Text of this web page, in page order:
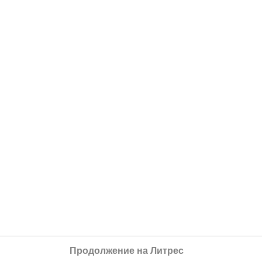
Продолжение на Литрес